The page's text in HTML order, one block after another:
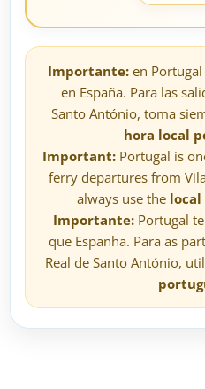
Importante:en Portugal
en España. Para las
Santo António, toma
hora local
Important: Portugal is
ferry departures from
always use the local
Importante:Portugal
que Espanha. Para as
Real de Santo António,